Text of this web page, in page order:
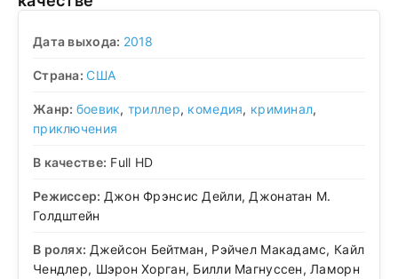
Дата выхода: 2018
Страна:США
Жанр: боевик, триллер, комедия, криминал,
приключения
В качестве: Full HD
Режиссер: Джон Фрэнсис Дейли, Джонатан М.
Голдштейн
В ролях: Джейсон Бейтман, Рэйчел Макадамс, Кайл
Чендлер, Шэрон Хорган, Билли Магнуссен, Ламорн